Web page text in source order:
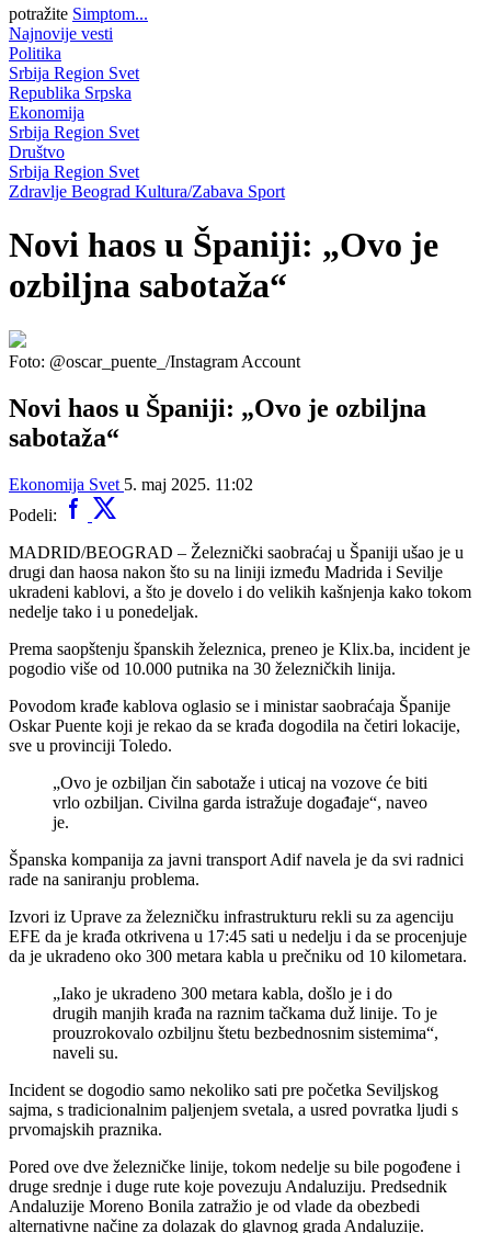
potražite Simptom...
Najnovije vesti
Politika
Srbija Region Svet
Republika Srpska
Ekonomija
Srbija Region Svet
Društvo
Srbija Region Svet
Zdravlje Beograd Kultura/Zabava Sport
Novi haos u Španiji: „Ovo je
ozbiljna sabotaža“
Foto: @oscar_puente_/Instagram Account
Novi haos u Španiji: „Ovo je ozbiljna
sabotaža“
Ekonomija Svet 5. maj 2025. 11:02
Podeli:
MADRID/BEOGRAD – Železnički saobraćaj u Španiji ušao je u
drugi dan haosa nakon što su na liniji između Madrida i Sevilje
ukradeni kablovi, a što je dovelo i do velikih kašnjenja kako tokom
nedelje tako i u ponedeljak.
Prema saopštenju španskih železnica, preneo je Klix.ba, incident je
pogodio više od 10.000 putnika na 30 železničkih linija.
Povodom krađe kablova oglasio se i ministar saobraćaja Španije
Oskar Puente koji je rekao da se krađa dogodila na četiri lokacije,
sve u provinciji Toledo.
„Ovo je ozbiljan čin sabotaže i uticaj na vozove će biti
vrlo ozbiljan. Civilna garda istražuje događaje“, naveo
je.
Španska kompanija za javni transport Adif navela je da svi radnici
rade na saniranju problema.
Izvori iz Uprave za železničku infrastrukturu rekli su za agenciju
EFE da je krađa otkrivena u 17:45 sati u nedelju i da se procenjuje
da je ukradeno oko 300 metara kabla u prečniku od 10 kilometara.
„Iako je ukradeno 300 metara kabla, došlo je i do
drugih manjih krađa na raznim tačkama duž linije. To je
prouzrokovalo ozbiljnu štetu bezbednosnim sistemima“,
naveli su.
Incident se dogodio samo nekoliko sati pre početka Seviljskog
sajma, s tradicionalnim paljenjem svetala, a usred povratka ljudi s
prvomajskih praznika.
Pored ove dve železničke linije, tokom nedelje su bile pogođene i
druge srednje i duge rute koje povezuju Andaluziju. Predsednik
Andaluzije Moreno Bonila zatražio je od vlade da obezbedi
alternativne načine za dolazak do glavnog grada Andaluzije.